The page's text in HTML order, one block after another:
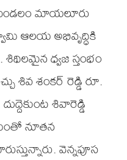
మాయలూరు
ఆలయ అభివృద్ధికి
శిథిలమైన ధ్వజ స్తంభం
శివ శంకర్ రెడ్డి రూ.
శివారెడ్డి
నూతన
వెన్నపూస